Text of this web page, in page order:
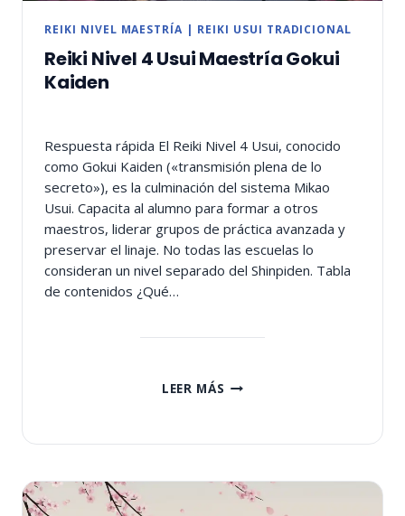
REIKI NIVEL MAESTRÍA | REIKI USUI TRADICIONAL
Reiki Nivel 4 Usui Maestría Gokui
Kaiden
Respuesta rápida El Reiki Nivel 4 Usui, conocido
como Gokui Kaiden («transmisión plena de lo
secreto»), es la culminación del sistema Mikao
Usui. Capacita al alumno para formar a otros
maestros, liderar grupos de práctica avanzada y
preservar el linaje. No todas las escuelas lo
consideran un nivel separado del Shinpiden. Tabla
de contenidos ¿Qué…
LEER MÁS REIKI
USUI
GOKUI
KAIDEN